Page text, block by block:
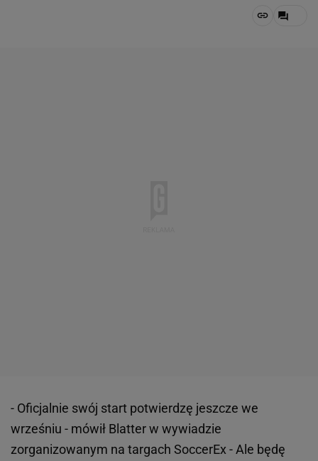
- Oficjalnie swój start potwierdzę jeszcze we
wrześniu - mówił Blatter w wywiadzie
zorganizowanym na targach SoccerEx - Ale będę